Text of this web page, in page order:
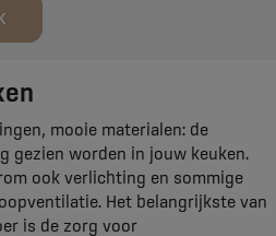
mooie materialen: de
gezien worden in jouw keuken.
ook verlichting en sommige
Het belangrijkste van
is de zorg voor